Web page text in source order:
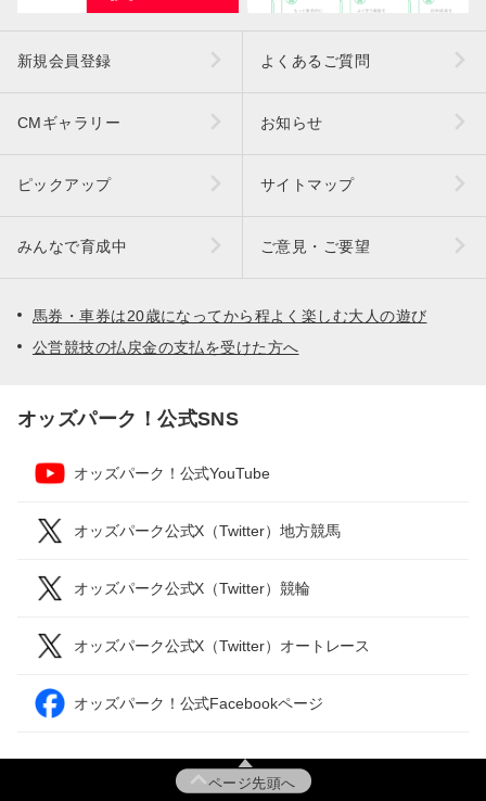
新規会員登録 よくあるご質問
CMギャラリー お知らせ
ピックアップ サイトマップ
みんなで育成中 ご意見・ご要望
馬券・車券は20歳になってから程よく楽しむ大人の遊び
公営競技の払戻金の支払を受けた方へ
オッズパーク！公式SNS
オッズパーク！公式YouTube
オッズパーク公式X（Twitter）地方競馬
オッズパーク公式X（Twitter）競輪
オッズパーク公式X（Twitter）オートレース
オッズパーク！公式Facebookページ
ページ先頭へ